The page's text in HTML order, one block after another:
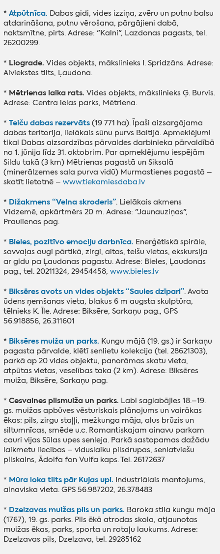
* Atpūtnīca. Dabas gidi, vides izziņa, zvēru un putnu balsu
atdarināšana, putnu vērošana, pārgājieni dabā,
naktsmītne, pirts. Adrese: "Kalni", Lazdonas pagasts, tel.
26200299.
* Liograde. Vides objekts, mākslinieks I. Spridzāns. Adrese:
Aiviekstes tilts, Ļaudona.
* Mētrienas laika rats. Vides objekts, mākslinieks Ģ. Burvis.
Adrese: Centra ielas parks, Mētriena.
* Teiču dabas rezervāts(19 771 ha). Īpaši aizsargājama
dabas teritorija, lielākais sūnu purvs Baltijā. Apmeklējumi
tikai Dabas aizsardzības pārvaldes darbinieka pārvaldībā
no 1. jūnija līdz 31. oktobrim. Par apmeklējumu iespējām
Sildu takā (3 km) Mētrienas pagastā un Siksalā
(minerālzemes sala purva vidū) Murmastienes pagastā –
skatīt lietotnē – www.tiekamiesdaba.lv
* Dižakmens “Velna skroderis”. Lielākais akmens
Vidzemē, apkārtmērs 20 m. Adrese: "Jaunauziņas",
Praulienas pag.
* Bieles, pozitīvo emociju darbnīca. Enerģētiskā spirāle,
savvaļas augi pārtikā, zirgi, aitas, telšu vietas, ekskursija
ar gidu pa Ļaudonas pagastu. Adrese: Bieles, Ļaudonas
pag., tel. 20211324, 29454458, www.bieles.lv
* Biksēres avots un vides objekts “Saules dzīpari”. Avota
ūdens ņemšanas vieta, blakus 6 m augsta skulptūra,
tēlnieks K. Īle. Adrese: Biksēre, Sarkaņu pag., GPS
56.918856, 26.311601
* Biksēres muiža un parks. Kungu mājā (19. gs.) ir Sarkaņu
pagasta pārvalde, klētī senlietu kolekcija (tel. 28621303),
parkā ap 20 vides objektu, panorāmas skatu vieta,
atpūtas vietas, veselības taka (2 km). Adrese: Biksēres
muiža, Biksēre, Sarkaņu pag.
* Cesvaines pilsmuiža un parks. Labi saglabājies 18.–19.
gs. muižas apbūves vēsturiskais plānojums un vairākas
ēkas: pils, zirgu staļļi, mežkunga māja, alus brūzis un
siltumnīcas, smēde u.c. Romantiskajam ainavu parkam
cauri vijas Sūlas upes senleja. Parkā sastopamas dažādu
laikmetu liecības – viduslaiku pilsdrupas, senlatviešu
pilskalns, Ādolfa fon Vulfa kaps. Tel. 26172637
* Mūra loka tilts pār Kujas upi. Industriālais mantojums,
ainaviska vieta. GPS 56.987202, 26.378483
* Dzelzavas muižas pils un parks. Baroka stila kungu māja
(1767), 19. gs. parks. Pils ēkā atrodas skola, atjaunotas
muižas ēkas, parks, sporta un rotaļu laukums. Adrese:
Dzelzavas pils, Dzelzava, tel. 29285162